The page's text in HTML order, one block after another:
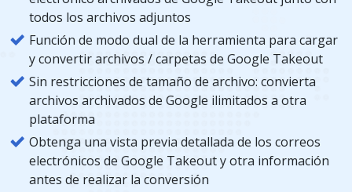
todos los archivos adjuntos
Función de modo dual de la herramienta para cargar
y convertir archivos / carpetas de Google Takeout
Sin restricciones de tamaño de archivo: convierta
archivos archivados de Google ilimitados a otra
plataforma
Obtenga una vista previa detallada de los correos
electrónicos de Google Takeout y otra información
antes de realizar la conversión